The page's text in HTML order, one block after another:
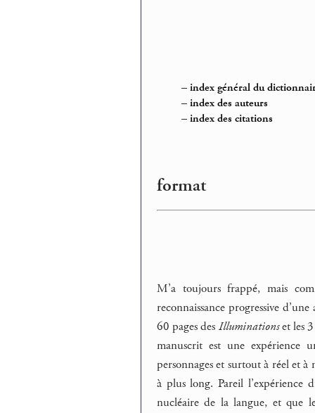
–index général du
–index des auteurs
–index des citations
format
M’a toujours frappé, mais
reconnaissance progressive
60 pages des Illuminationset les
manuscrit est une expérience
personnages et surtout à réel et
à plus long. Pareil
nucléaire de la langue, et que